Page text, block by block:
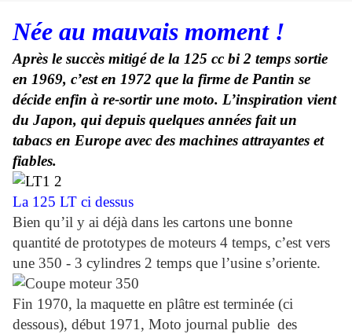
Née au mauvais moment !
Après le succès mitigé de la 125 cc bi 2 temps sortie
en 1969, c’est en 1972 que la firme de Pantin se
décide enfin à re-sortir une moto. L’inspiration vient
du Japon, qui depuis quelques années fait un
tabacs en Europe avec des machines attrayantes et
fiables.
La 125 LT ci dessus
Bien qu’il y ai déjà dans les cartons une bonne
quantité de prototypes de moteurs 4 temps, c’est vers
une 350 - 3 cylindres 2 temps que l’usine s’oriente.
Fin 1970, la maquette en plâtre est terminée (ci
dessous), début 1971, Moto journal publie des